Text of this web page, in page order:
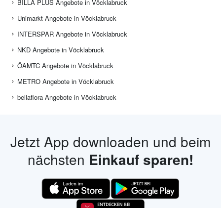
BILLA PLUS Angebote in Vöcklabruck
Unimarkt Angebote in Vöcklabruck
INTERSPAR Angebote in Vöcklabruck
NKD Angebote in Vöcklabruck
ÖAMTC Angebote in Vöcklabruck
METRO Angebote in Vöcklabruck
bellaflora Angebote in Vöcklabruck
Jetzt App downloaden und beim
nächsten Einkauf sparen!